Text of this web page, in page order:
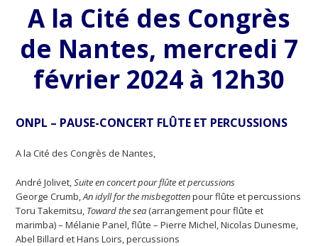
A la Cité des Congrès
de Nantes, mercredi 7
février 2024 à 12h30
ONPL – PAUSE-CONCERT FLÛTE ET PERCUSSIONS
A la Cité des Congrès de Nantes,
André Jolivet,Suite en concert pour flûte et percussions
George Crumb,An idyll for the misbegottenpour flûte et percussions
Toru Takemitsu, Toward the sea(arrangement pour flûte et
marimba) – Mélanie Panel, flûte – Pierre Michel, Nicolas Dunesme,
Abel Billard et Hans Loirs, percussions